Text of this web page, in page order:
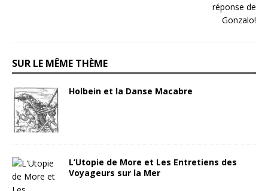
SUR LE MÊME THÈME
Holbein et la Danse Macabre
L’Utopie de More et Les Entretiens des
Voyageurs sur la Mer